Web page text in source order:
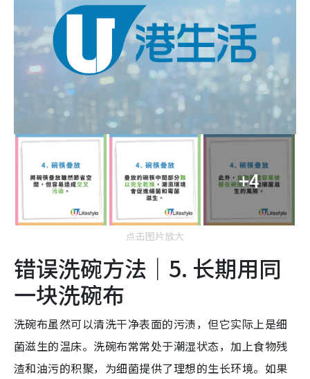
+4
点击图片放大
错误洗碗方法｜5. 长期用同
一块洗碗布
洗碗布虽然可以清洗干净表面的污渍，但它实际上是细
菌滋生的温床。洗碗布常常处于潮湿状态，加上食物残
渣和油污的积聚，为细菌提供了理想的生长环境。如果